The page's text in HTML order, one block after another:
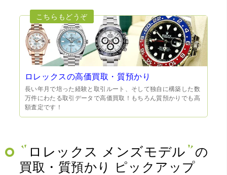
ロレックスの高価買取・質預かり
長い年月で培った経験と取引ルート、そして独自に構築した数
万件にわたる取引データで高価買取！もちろん質預かりでも高
額査定です！
ロレックス メンズモデル
の
買取・質預かり ピックアップ